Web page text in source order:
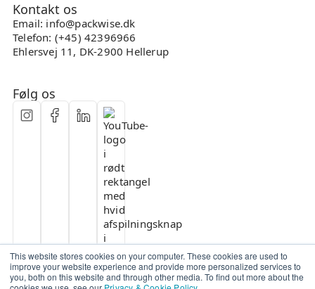
This website stores cookies on your computer. These cookies are used to
improve your website experience and provide more personalized services to
you, both on this website and through other media. To find out more about the
Kontakt os
Email: info@packwise.dk
Telefon: (+45) 42396966
Ehlersvej 11, DK-2900 Hellerup
Følg os